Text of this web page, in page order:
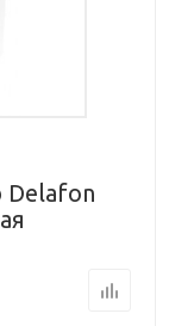
Delafon